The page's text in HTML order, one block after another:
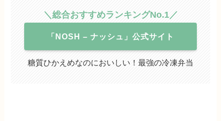
＼総合おすすめランキングNo.1／
「NOSH – ナッシュ」公式サイト
糖質ひかえめなのにおいしい！最強の冷凍弁当